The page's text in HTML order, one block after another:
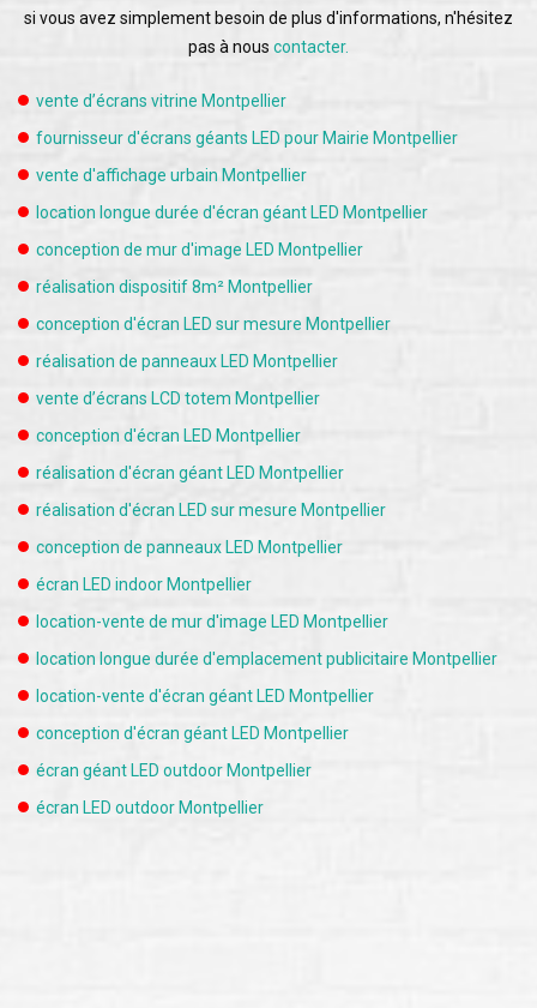
si vous avez simplement besoin de plus d'informations, n'hésitez
pas à nous contacter.
vente d’écrans vitrine Montpellier
fournisseur d'écrans géants LED pour Mairie Montpellier
vente d'affichage urbain Montpellier
location longue durée d'écran géant LED Montpellier
conception de mur d'image LED Montpellier
réalisation dispositif 8m² Montpellier
conception d'écran LED sur mesure Montpellier
réalisation de panneaux LED Montpellier
vente d’écrans LCD totem Montpellier
conception d'écran LED Montpellier
réalisation d'écran géant LED Montpellier
réalisation d'écran LED sur mesure Montpellier
conception de panneaux LED Montpellier
écran LED indoor Montpellier
location-vente de mur d'image LED Montpellier
location longue durée d'emplacement publicitaire Montpellier
location-vente d'écran géant LED Montpellier
conception d'écran géant LED Montpellier
écran géant LED outdoor Montpellier
écran LED outdoor Montpellier